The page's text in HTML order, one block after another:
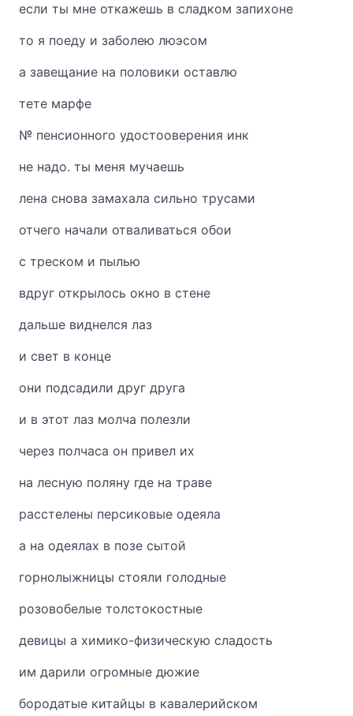
если ты мне откажешь в сладком запихоне
то я поеду и заболею люэсом
а завещание на половики оставлю
тете марфе
№ пенсионного удостооверения инк
не надо. ты меня мучаешь
лена снова замахала сильно трусами
отчего начали отваливаться обои
с треском и пылью
вдруг открылось окно в стене
дальше виднелся лаз
и свет в конце
они подсадили друг друга
и в этот лаз молча полезли
через полчаса он привел их
на лесную поляну где на траве
расстелены персиковые одеяла
а на одеялах в позе сытой
горнолыжницы стояли голодные
розовобелые толстокостные
девицы а химико-физическую сладость
им дарили огромные дюжие
бородатые китайцы в кавалерийском